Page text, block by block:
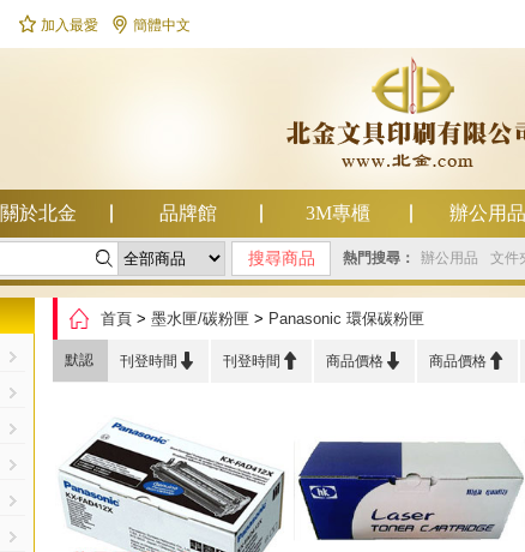
 加入最愛  簡體中文
關於北金 品牌館 3M專櫃 辦公用品
 熱門搜尋： 辦公用品 文件
 首頁 > 墨水匣/碳粉匣 > Panasonic 環保碳粉匣
默認 刊登時間  刊登時間  商品價格  商品價格 